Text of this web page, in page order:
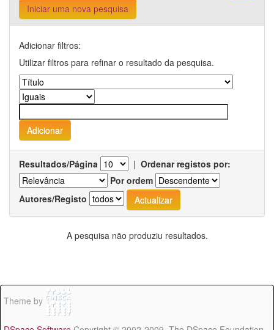
Iniciar uma nova pesquisa
Adicionar filtros:
Utilizar filtros para refinar o resultado da pesquisa.
Resultados/Página | Ordenar registos por:
Por ordem
Autores/Registo
A pesquisa não produziu resultados.
Theme by